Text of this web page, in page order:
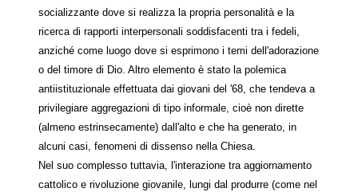
socializzante dove si realizza la propria personalità e la
ricerca di rapporti interpersonali soddisfacenti tra i fedeli,
anziché come luogo dove si esprimono i temi dell'adorazione
o del timore di Dio. Altro elemento è stato la polemica
antiistituzionale effettuata dai giovani del '68, che tendeva a
privilegiare aggregazioni di tipo informale, cioè non dirette
(almeno estrinsecamente) dall'alto e che ha generato, in
alcuni casi, fenomeni di dissenso nella Chiesa.
Nel suo complesso tuttavia, l'interazione tra aggiornamento
cattolico e rivoluzione giovanile, lungi dal produrre (come nel